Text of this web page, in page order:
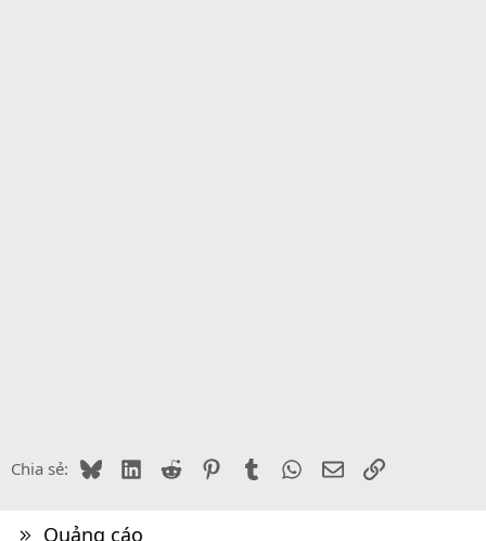
Chia sẻ: BlueskyLinkedIn
Reddit PinterestTumblr WhatsApp
EmailLink
Quảng cáo